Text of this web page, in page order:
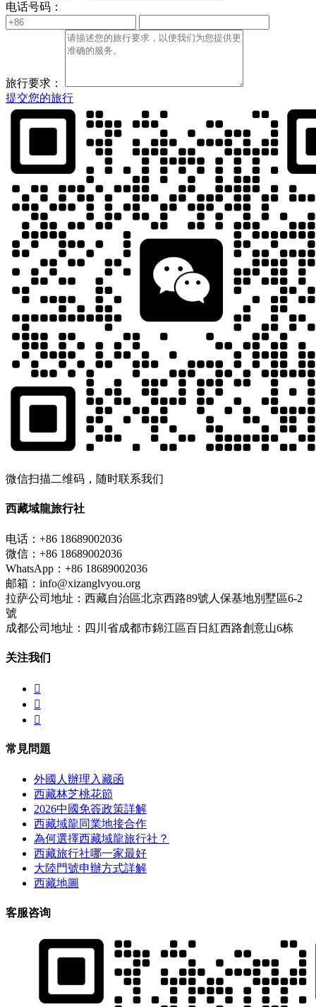
电话号码：
旅行要求：
提交您的旅行
微信扫描二维码，随时联系我们
西藏域龍旅行社
电话：+86 18689002036
微信：+86 18689002036
WhatsApp：+86 18689002036
邮箱：info@xizanglvyou.org
拉萨公司地址：西藏自治區北京西路89號人保基地別墅區6-2
號
成都公司地址：四川省成都市錦江區百日紅西路創意山6栋
关注我们



常見問題
外國人辦理入藏函
西藏林芝桃花節
2026中國免簽政策詳解
西藏域龍同業地接合作
為何選擇西藏域龍旅行社？
西藏旅行社哪一家最好
大陸門號申辦方式詳解
西藏地圖
客服咨询